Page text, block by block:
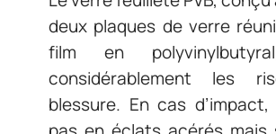
deux plaques de verre
film en
considérablement les
blessure. En cas